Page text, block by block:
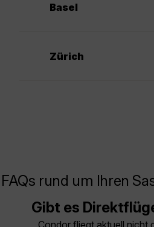
Basel
Zürich
FAQs rund um Ihren
Gibt es